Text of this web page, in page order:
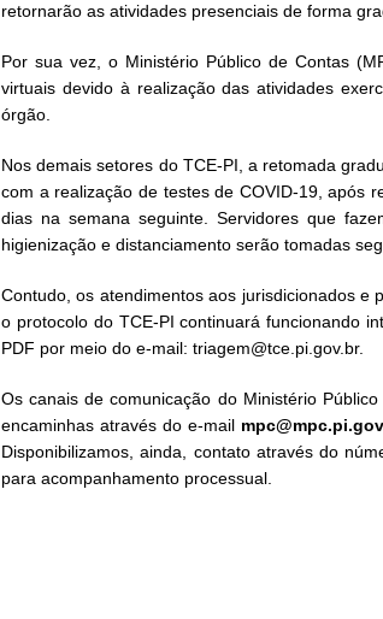
retornarão as atividades presenciais de forma
Por sua vez, o Ministério Público de Contas
virtuais devido à realização das atividades
órgão.
Nos demais setores do TCE-PI, a retomada
com a realização de testes de COVID-19, após
dias na semana seguinte. Servidores que
higienização e distanciamento serão tomadas
Contudo, os atendimentos aos jurisdicionados e
o protocolo do TCE-PI continuará funcionando
PDF por meio do e-mail: triagem@tce.pi.gov.br.
Os canais de comunicação do Ministério
encaminhas através do e-mail
Disponibilizamos, ainda, contato através do
para acompanhamento processual.